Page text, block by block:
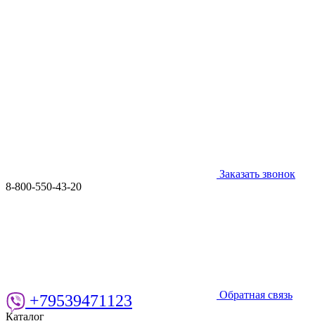
Заказать звонок
8-800-550-43-20
Обратная связь
+79539471123
Каталог